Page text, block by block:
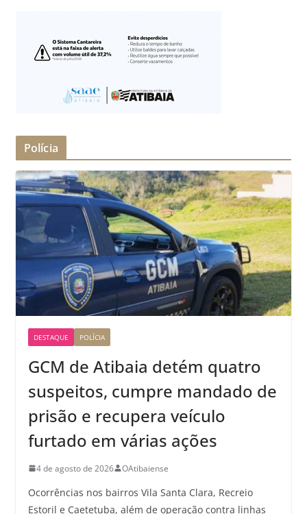
Polícia
DESTAQUE POLÍCIA
GCM de Atibaia detém quatro
suspeitos, cumpre mandado de
prisão e recupera veículo
furtado em várias ações
4 de agosto de 2026 OAtibaiense
Ocorrências nos bairros Vila Santa Clara, Recreio
Estoril e Caetetuba, além de operação contra linhas